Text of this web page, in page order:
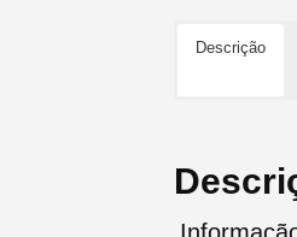
Descrição